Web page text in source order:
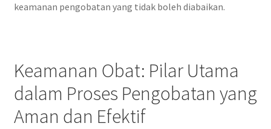
keamanan pengobatan yang tidak boleh diabaikan.
Keamanan Obat: Pilar Utama
dalam Proses Pengobatan yang
Aman dan Efektif